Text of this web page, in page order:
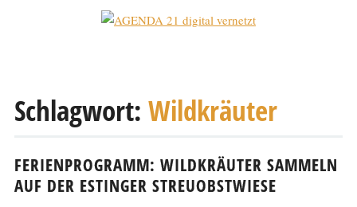
zum
Schlagwort: Wildkräuter
FERIENPROGRAMM: WILDKRÄUTER SAMMELN
AUF DER ESTINGER STREUOBSTWIESE